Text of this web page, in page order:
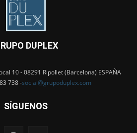
DUPLEX
10 - 08291 Ripollet (Barcelona) ESPAÑA
738 -social@grupoduplex.com
SÍGUENOS